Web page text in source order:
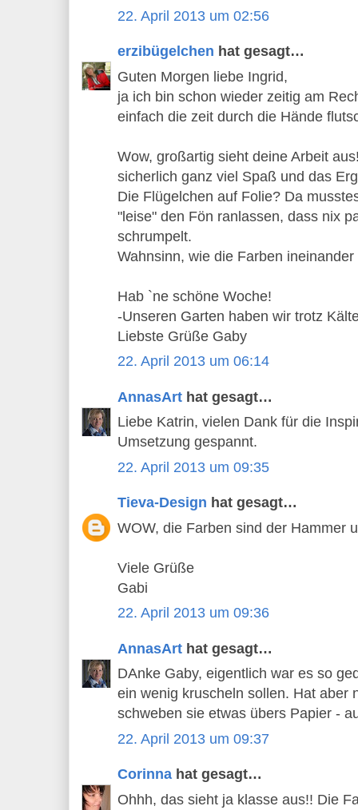
22. April 2013 um 02:56
erzibügelchen hat gesagt…
Guten Morgen liebe Ingrid,
ja ich bin schon wieder zeitig am
einfach die zeit durch die Hände
Wow, großartig sieht deine Arbeit
sicherlich ganz viel Spaß und das
Die Flügelchen auf Folie? Da
"leise" den Fön ranlassen, dass nix
schrumpelt.
Wahnsinn, wie die Farben ineinander
Hab `ne schöne Woche!
-Unseren Garten haben wir trotz
Liebste Grüße Gaby
22. April 2013 um 06:14
AnnasArt hat gesagt…
Liebe Katrin, vielen Dank für die
Umsetzung gespannt.
22. April 2013 um 09:35
Tieva-Design hat gesagt…
WOW, die Farben sind der Hammer
Viele Grüße
Gabi
22. April 2013 um 09:36
AnnasArt hat gesagt…
DAnke Gaby, eigentlich war es so
ein wenig kruscheln sollen. Hat aber
schweben sie etwas übers Papier -
22. April 2013 um 09:37
Corinna hat gesagt…
Ohhh, das sieht ja klasse aus!! Die